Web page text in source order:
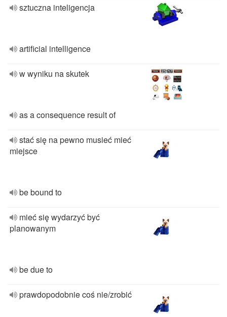
sztuczna inteligencja
artificial intelligence
w wyniku na skutek
as a consequence result of
stać się na pewno musieć mieć
miejsce
be bound to
mieć się wydarzyć być
planowanym
be due to
prawdopodobnie coś nie/zrobić